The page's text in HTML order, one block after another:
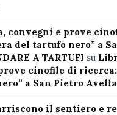
convegni e prove
del tartufo nero” a
A TARTUFI su
cinofile di
a San Pietro
il sentiero e